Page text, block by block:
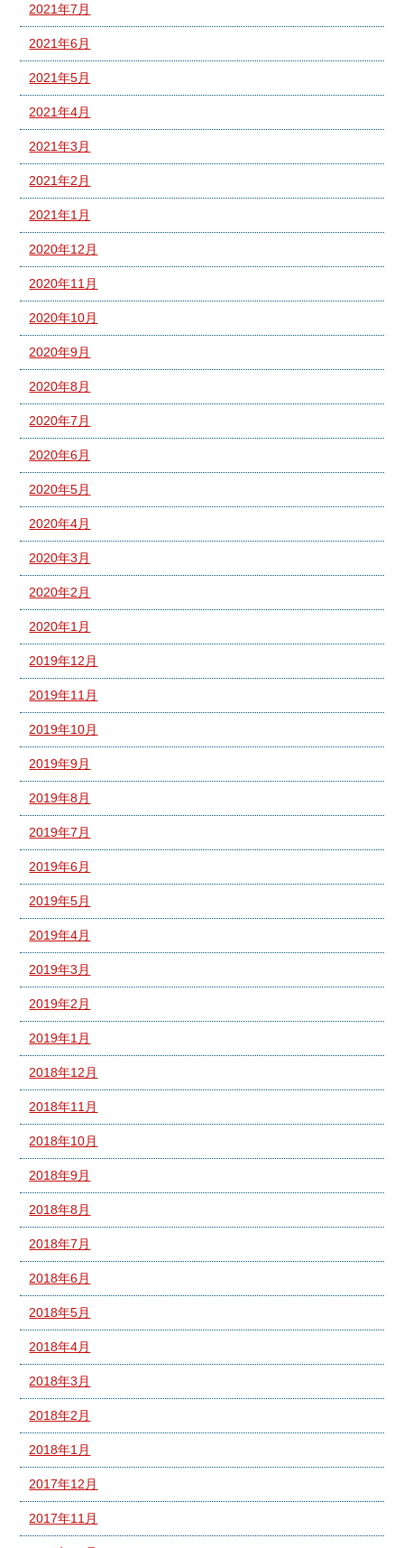
2021年7月
2021年6月
2021年5月
2021年4月
2021年3月
2021年2月
2021年1月
2020年12月
2020年11月
2020年10月
2020年9月
2020年8月
2020年7月
2020年6月
2020年5月
2020年4月
2020年3月
2020年2月
2020年1月
2019年12月
2019年11月
2019年10月
2019年9月
2019年8月
2019年7月
2019年6月
2019年5月
2019年4月
2019年3月
2019年2月
2019年1月
2018年12月
2018年11月
2018年10月
2018年9月
2018年8月
2018年7月
2018年6月
2018年5月
2018年4月
2018年3月
2018年2月
2018年1月
2017年12月
2017年11月